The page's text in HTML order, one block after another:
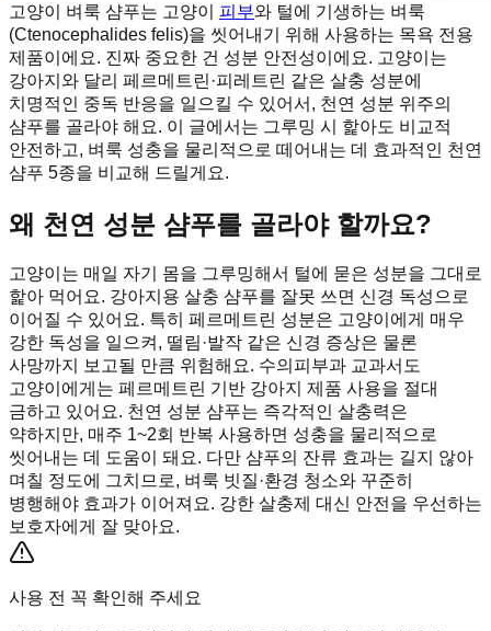
고양이 벼룩 샴푸는 고양이 피부와 털에 기생하는 벼룩
(Ctenocephalides felis)을 씻어내기 위해 사용하는 목욕 전용
제품이에요. 진짜 중요한 건 성분 안전성이에요. 고양이는
강아지와 달리 페르메트린·피레트린 같은 살충 성분에
치명적인 중독 반응을 일으킬 수 있어서, 천연 성분 위주의
샴푸를 골라야 해요. 이 글에서는 그루밍 시 핥아도 비교적
안전하고, 벼룩 성충을 물리적으로 떼어내는 데 효과적인 천연
샴푸 5종을 비교해 드릴게요.
왜 천연 성분 샴푸를 골라야 할까요?
고양이는 매일 자기 몸을 그루밍해서 털에 묻은 성분을 그대로
핥아 먹어요. 강아지용 살충 샴푸를 잘못 쓰면 신경 독성으로
이어질 수 있어요. 특히 페르메트린 성분은 고양이에게 매우
강한 독성을 일으켜, 떨림·발작 같은 신경 증상은 물론
사망까지 보고될 만큼 위험해요. 수의피부과 교과서도
고양이에게는 페르메트린 기반 강아지 제품 사용을 절대
금하고 있어요. 천연 성분 샴푸는 즉각적인 살충력은
약하지만, 매주 1~2회 반복 사용하면 성충을 물리적으로
씻어내는 데 도움이 돼요. 다만 샴푸의 잔류 효과는 길지 않아
며칠 정도에 그치므로, 벼룩 빗질·환경 청소와 꾸준히
병행해야 효과가 이어져요. 강한 살충제 대신 안전을 우선하는
보호자에게 잘 맞아요.
사용 전 꼭 확인해 주세요